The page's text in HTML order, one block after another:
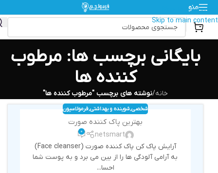
Skip to navigation
Skip to main content
منو
بایگانی برچسب ها: مرطوب
کننده ها
خانه/نوشته های برچسب "مرطوب کننده ها"
شخصی,شوینده و بهداشتی,فرمولاسیون
بهترین پاک کننده صورت
netsmart
0
آرایش پاک کن پاک کننده صورت (Face cleanser)
به آرامی آلودگی ها را از بین می برد و به پوست شما
احسا...